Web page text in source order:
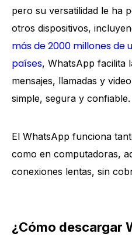
pero su versatilidad le ha
otros dispositivos,
más de 2000 millones de
países, WhatsApp facilita
mensajes, llamadas y
simple, segura y confiable.
El WhatsApp funciona
como en computadoras,
conexiones lentas, sin
¿Cómo descargar